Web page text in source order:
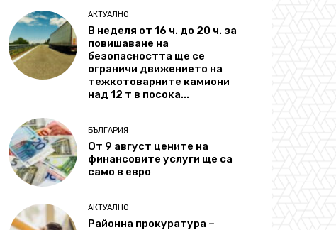
АКТУАЛНО
В неделя от 16 ч. до 20 ч. за
повишаване на
безопасността ще се
ограничи движението на
тежкотоварните камиони
над 12 т в посока...
БЪЛГАРИЯ
От 9 август цените на
финансовите услуги ще са
само в евро
АКТУАЛНО
Районна прокуратура –